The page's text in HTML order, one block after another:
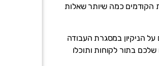
הקודמים כמה שיותר שאלות
הניקיון במסגרת העבודה
בתור לקוחות ותוכלו